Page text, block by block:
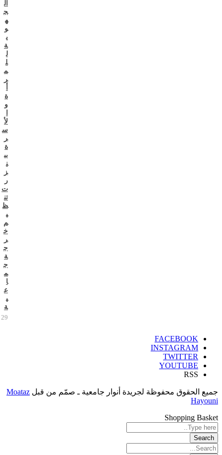
ال
ج
ه
و
ي
ة
ل
ل
م
ر
ة
و
لأ
س
ر
ة
بب
ن
ز
ر
ت
تن
ظ
ي
م
خ
ر
ج
ة
ج
م
ا
ع
ي
ة
29 يوليو 2026
FACEBOOK
INSTAGRAM
TWITTER
YOUTUBE
RSS
جميع الحقوق محفوظة لجريدة أنوار جامعية ـ صمّم من قبل Moataz
Hayouni
Shopping Basket